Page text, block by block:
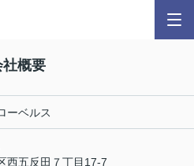
社概要
ーベルス
西五反田７丁目17-7